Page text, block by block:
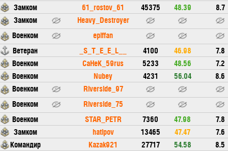
Замком
61_rostov_61 45375 48.39
8.7
Замком
Heavy_Destroyer
Военком
epiffan
Ветеран
_S_T_E_E_L__ 4100 46.98
7.8
Военком
CaHeK_59rus 5233 48.56
7.2
Военком
Nubey 4231 56.04
8.6
Военком
Riverside_97
Военком
Riverside_75
Военком
STAR_PETR 7360 47.98
7.8
Замком
hatipov 13465 47.47
7.6
Командир
Kazak921 27717 54.58
8.5